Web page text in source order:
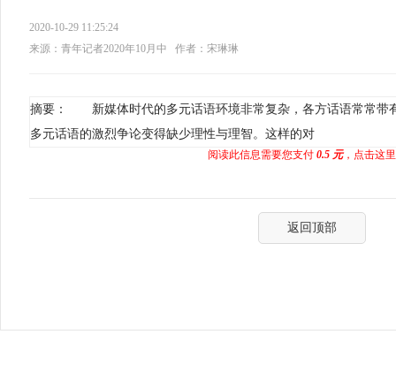
2020-10-29 11:25:24
来源：青年记者2020年10月中
作者：宋琳琳
摘要： 新媒体时代的多元话语环境非常复杂，各方话语常常带
多元话语的激烈争论变得缺少理性与理智。这样的对
阅读此信息需要您支付 0.5 元，点击这
返回顶部